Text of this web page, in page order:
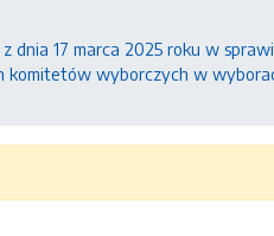
dnia 17 marca 2025 roku w
wyborczych w